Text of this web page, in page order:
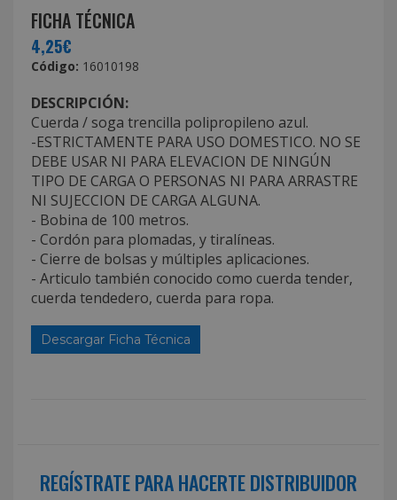
FICHA TÉCNICA
4,25€
Código: 16010198
DESCRIPCIÓN:
Cuerda / soga trencilla polipropileno azul.
-ESTRICTAMENTE PARA USO DOMESTICO. NO SE
DEBE USAR NI PARA ELEVACION DE NINGÚN
TIPO DE CARGA O PERSONAS NI PARA ARRASTRE
NI SUJECCION DE CARGA ALGUNA.
- Bobina de 100 metros.
- Cordón para plomadas, y tiralíneas.
- Cierre de bolsas y múltiples aplicaciones.
- Articulo también conocido como cuerda tender,
cuerda tendedero, cuerda para ropa.
Descargar Ficha Técnica
REGÍSTRATE PARA HACERTE DISTRIBUIDOR